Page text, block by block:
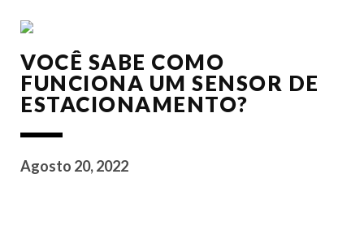
VOCÊ SABE COMO
FUNCIONA UM SENSOR DE
ESTACIONAMENTO?
Agosto 20, 2022